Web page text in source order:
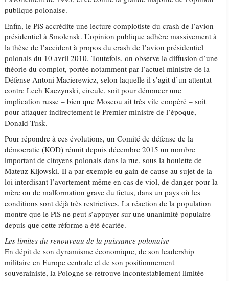
publique polonaise.
Enfin, le PiS accrédite une lecture complotiste du crash de l’avion
présidentiel à Smolensk. L’opinion publique adhère massivement à
la thèse de l’accident à propos du crash de l’avion présidentiel
polonais du 10 avril 2010. Toutefois, on observe la diffusion d’une
théorie du complot, portée notamment par l’actuel ministre de la
Défense Antoni Macierewicz, selon laquelle il s’agit d’un attentat
contre Lech Kaczynski, circule, soit pour dénoncer une
implication russe – bien que Moscou ait très vite coopéré – soit
pour attaquer indirectement le Premier ministre de l’époque,
Donald Tusk.
Pour répondre à ces évolutions, un Comité de défense de la
démocratie (KOD) réunit depuis décembre 2015 un nombre
important de citoyens polonais dans la rue, sous la houlette de
Mateuz Kijowski. Il a par exemple eu gain de cause au sujet de la
loi interdisant l’avortement même en cas de viol, de danger pour la
mère ou de malformation grave du fœtus, dans un pays où les
conditions sont déjà très restrictives. La réaction de la population
montre que le PiS ne peut s’appuyer sur une unanimité populaire
depuis que cette réforme a été écartée.
Les limites du renouveau de la puissance polonaise
En dépit de son dynamisme économique, de son leadership
militaire en Europe centrale et de son positionnement
souverainiste, la Pologne se retrouve incontestablement limitée